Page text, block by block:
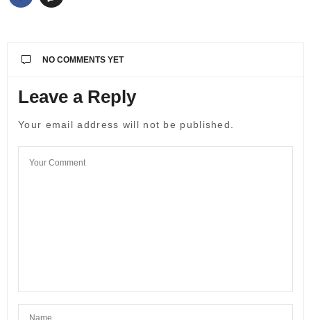
NO COMMENTS YET
Leave a Reply
Your email address will not be published.